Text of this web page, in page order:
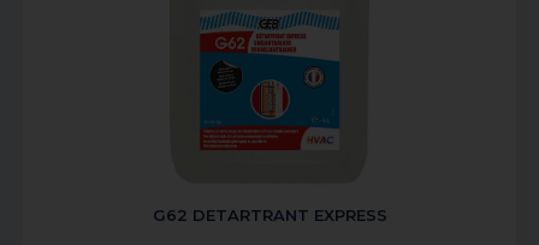
G62 DETARTRANT EXPRESS